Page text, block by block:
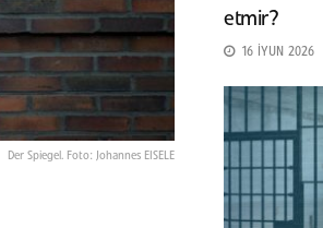
Der Spiegel. Foto: Johannes EISELE
etmir?
16 İYUN 2026